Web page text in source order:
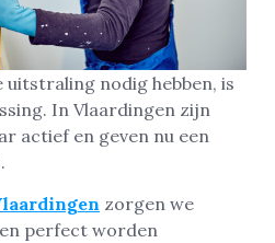
uitstraling nodig hebben, is
In Vlaardingen zijn
actief en geven nu een
zorgen we
perfect worden